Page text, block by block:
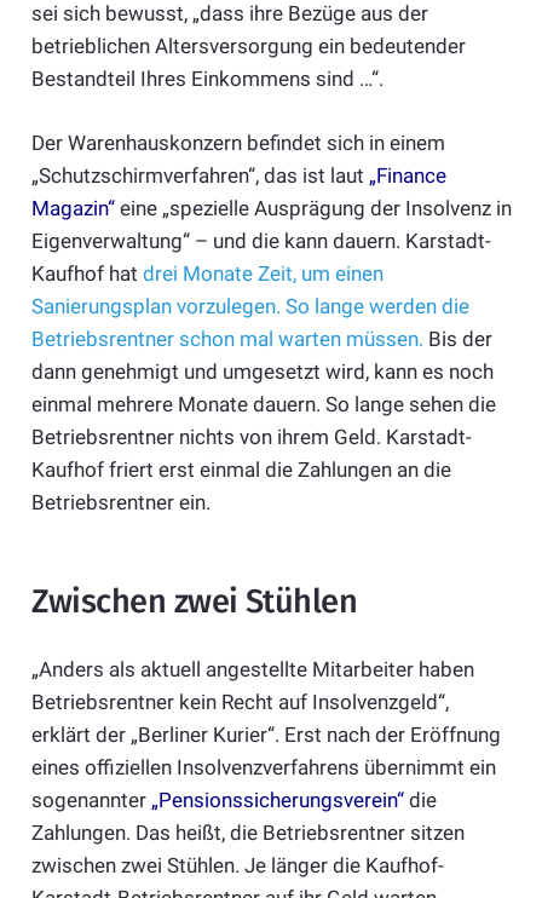
sei sich bewusst, „dass ihre Bezüge aus der
betrieblichen Altersversorgung ein bedeutender
Bestandteil Ihres Einkommens sind …“.
Der Warenhauskonzern befindet sich in einem
„Schutzschirmverfahren“, das ist laut „Finance
Magazin“eine „spezielle Ausprägung der Insolvenz in
Eigenverwaltung“ – und die kann dauern. Karstadt-
Kaufhof hat drei Monate Zeit, um einen
Sanierungsplan vorzulegen. So lange werden die
Betriebsrentner schon mal warten müssen. Bis der
dann genehmigt und umgesetzt wird, kann es noch
einmal mehrere Monate dauern. So lange sehen die
Betriebsrentner nichts von ihrem Geld. Karstadt-
Kaufhof friert erst einmal die Zahlungen an die
Betriebsrentner ein.
Zwischen zwei Stühlen
„Anders als aktuell angestellte Mitarbeiter haben
Betriebsrentner kein Recht auf Insolvenzgeld“,
erklärt der „Berliner Kurier“. Erst nach der Eröffnung
eines offiziellen Insolvenzverfahrens übernimmt ein
sogenannter „Pensionssicherungsverein“die
Zahlungen. Das heißt, die Betriebsrentner sitzen
zwischen zwei Stühlen. Je länger die Kaufhof-